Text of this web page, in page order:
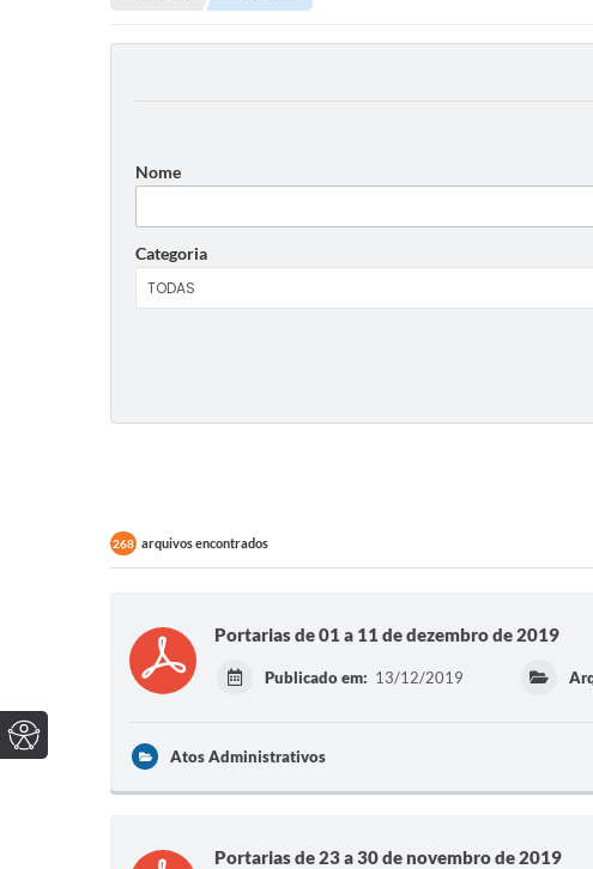
Nome
Categoria
268 arquivos encontrados
Portarias de 01 a 11 de dezembro de 2019
Publicado em: 13/12/2019
Atos Administrativos
Portarias de 23 a 30 de novembro de 2019